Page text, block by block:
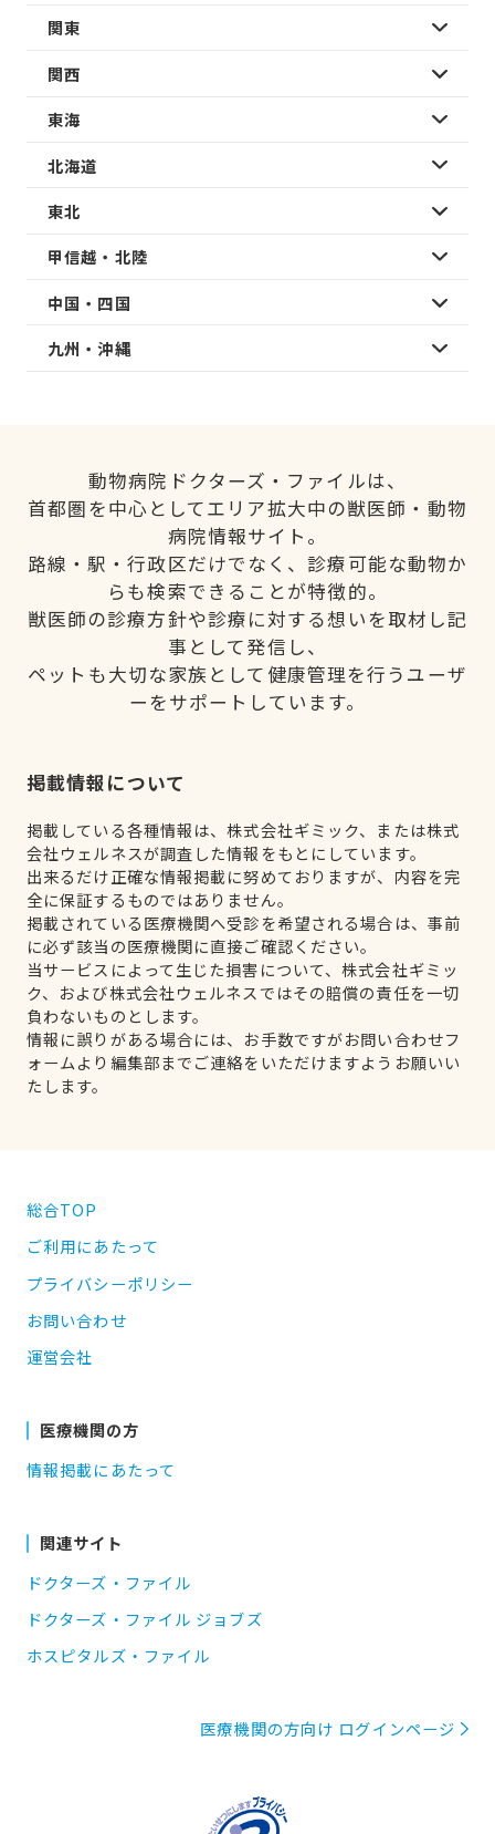
関東
関西
東海
北海道
東北
甲信越・北陸
中国・四国
九州・沖縄
動物病院ドクターズ・ファイルは、
首都圏を中心としてエリア拡大中の獣医師・動物
病院情報サイト。
路線・駅・行政区だけでなく、診療可能な動物か
らも検索できることが特徴的。
獣医師の診療方針や診療に対する想いを取材し記
事として発信し、
ペットも大切な家族として健康管理を行うユーザ
ーをサポートしています。
掲載情報について
掲載している各種情報は、株式会社ギミック、または株式
会社ウェルネスが調査した情報をもとにしています。
出来るだけ正確な情報掲載に努めておりますが、内容を完
全に保証するものではありません。
掲載されている医療機関へ受診を希望される場合は、事前
に必ず該当の医療機関に直接ご確認ください。
当サービスによって生じた損害について、株式会社ギミッ
ク、および株式会社ウェルネスではその賠償の責任を一切
負わないものとします。
情報に誤りがある場合には、お手数ですがお問い合わせフ
ォームより編集部までご連絡をいただけますようお願いい
たします。
総合TOP
ご利用にあたって
プライバシーポリシー
お問い合わせ
運営会社
医療機関の方
情報掲載にあたって
関連サイト
ドクターズ・ファイル
ドクターズ・ファイル ジョブズ
ホスピタルズ・ファイル
医療機関の方向け ログインページ